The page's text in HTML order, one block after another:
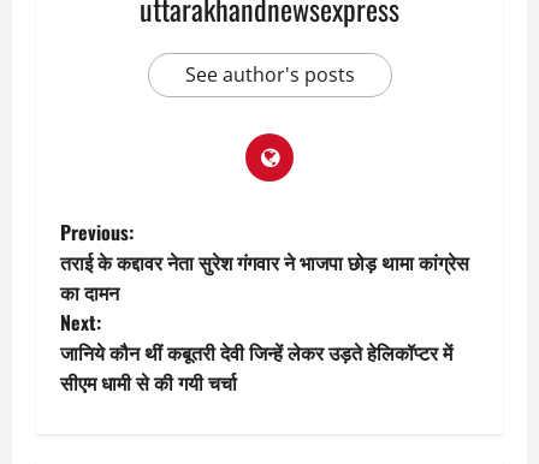
See author's posts
P
o
s
t
Previous:
तराई के कद्दावर नेता सुरेश गंगवार ने भाजपा छोड़ थामा कांग्रेस
का दामन
Next:
जानिये कौन थीं कबूतरी देवी जिन्हें लेकर उड़ते हेलिकॉप्टर में
सीएम धामी से की गयी चर्चा